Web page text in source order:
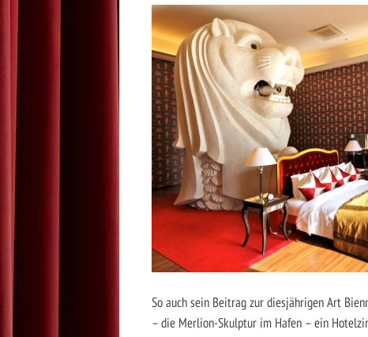
So auch sein Beitrag zur diesjährigen Art
– die Merlion-Skulptur im Hafen – ein